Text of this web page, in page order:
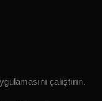
çalıştırın.